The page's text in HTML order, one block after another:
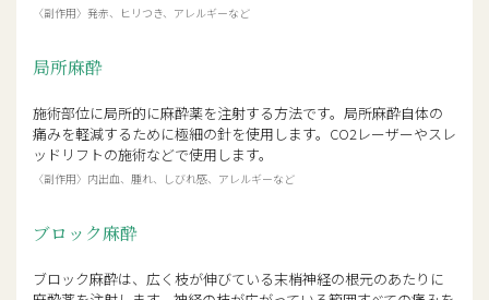
ジュビダームビスタ認定医
ボトックスビスタ認定医
化粧品成分検定1級
〈副作用〉発赤、ヒリつき、アレルギーなど
局所麻酔
施術部位に局所的に麻酔薬を注射する方法です。局所麻酔自体の
痛みを軽減するために極細の針を使用します。CO2レーザーやスレ
ッドリフトの施術などで使用します。
〈副作用〉内出血、腫れ、しびれ感、アレルギーなど
ブロック麻酔
ブロック麻酔は、広く枝が伸びている末梢神経の根元のあたりに